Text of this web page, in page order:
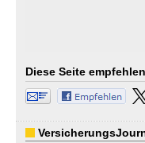
Diese Seite empfehlen